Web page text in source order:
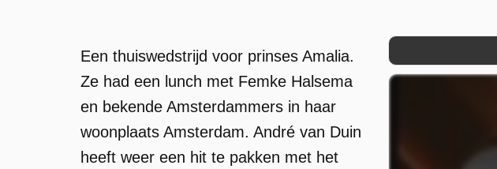
Een thuiswedstrijd voor prinses Amalia.
Ze had een lunch met Femke Halsema
en bekende Amsterdammers in haar
woonplaats Amsterdam. André van Duin
heeft weer een hit te pakken met het